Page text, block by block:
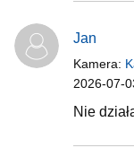
Jan
Kamera:
2026-07-
Nie